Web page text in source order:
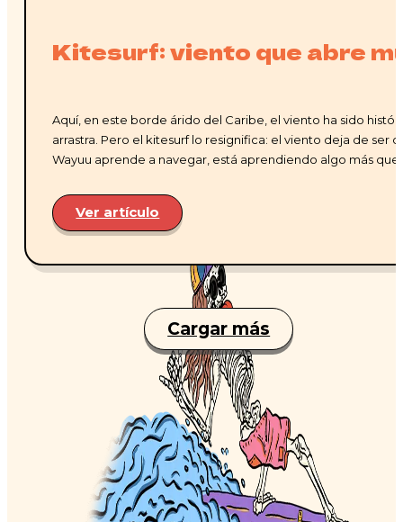
Kitesurf: viento que abre
Aquí, en este borde árido del Caribe, el viento ha sido
arrastra. Pero el kitesurf lo resignifica: el viento deja de ser
Wayuu aprende a navegar, está aprendiendo algo más
Ver artículo
Cargar más